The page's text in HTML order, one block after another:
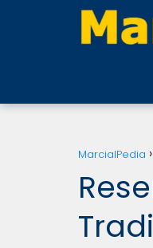
MarcialPedia